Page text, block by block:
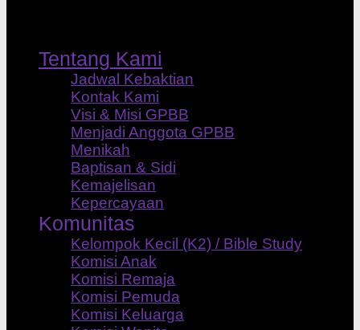
Tentang Kami
Jadwal Kebaktian
Kontak Kami
Visi & Misi GPBB
Menjadi Anggota GPBB
Menikah
Baptisan & Sidi
Kemajelisan
Kepercayaan
Komunitas
Kelompok Kecil (K2) / Bible Study
Komisi Anak
Komisi Remaja
Komisi Pemuda
Komisi Keluarga